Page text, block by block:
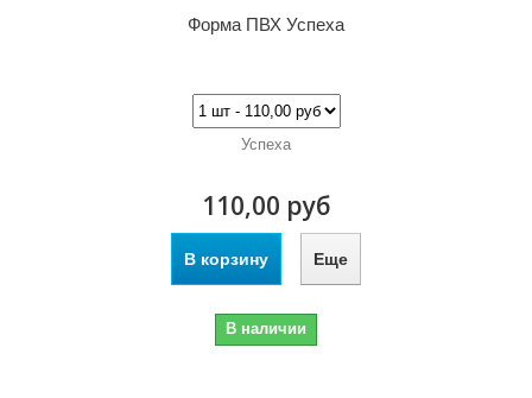
Форма ПВХ Успеха
Успеха
110,00 руб
В корзину Еще
В наличии